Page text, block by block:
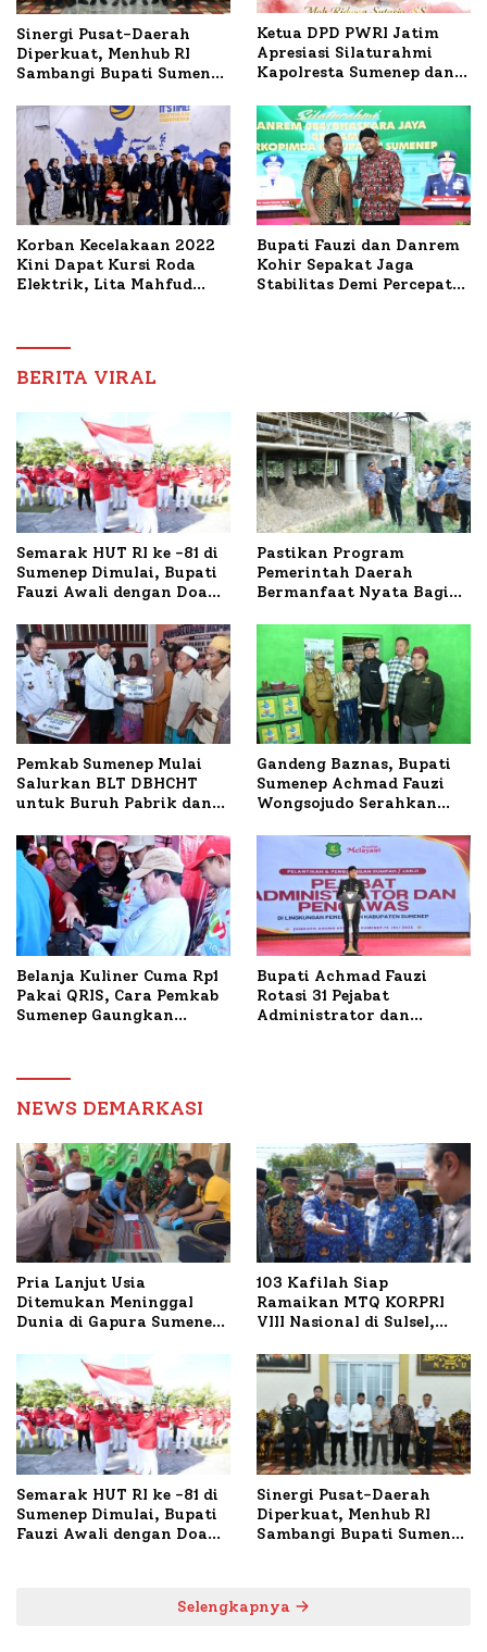
Sinergi Pusat-Daerah
Diperkuat, Menhub RI
Sambangi Bupati Sumenep
Mutiara Sentosa II
Ketua DPD PWRI Jatim
Apresiasi Silaturahmi
Kapolresta Sumenep dan
Ideal Polri-Pers
Korban Kecelakaan 2022
Kini Dapat Kursi Roda
Elektrik, Lita Mahfud
Nabil
Bupati Fauzi dan Danrem
Kohir Sepakat Jaga
Stabilitas Demi Percepat
BERITA VIRAL
Semarak HUT RI ke -81 di
Sumenep Dimulai, Bupati
Fauzi Awali dengan Doa
Terbakar
Pastikan Program
Pemerintah Daerah
Bermanfaat Nyata Bagi
Sumenep Tinjau Langsung
Budidaya Lele dan Ayam
Petelur di Desa Bataal
Timur
Pemkab Sumenep Mulai
Salurkan BLT DBHCHT
untuk Buruh Pabrik dan
Gandeng Baznas, Bupati
Sumenep Achmad Fauzi
Wongsojudo Serahkan
Dua Kecamatan
Belanja Kuliner Cuma Rp1
Pakai QRIS, Cara Pemkab
Sumenep Gaungkan
Bupati Achmad Fauzi
Rotasi 31 Pejabat
Administrator dan
NEWS DEMARKASI
Pria Lanjut Usia
Ditemukan Meninggal
Dunia di Gapura Sumenep,
103 Kafilah Siap
Ramaikan MTQ KORPRI
VIII Nasional di Sulsel,
Semarak HUT RI ke -81 di
Sumenep Dimulai, Bupati
Fauzi Awali dengan Doa
Sinergi Pusat-Daerah
Diperkuat, Menhub RI
Sambangi Bupati Sumenep
Selengkapnya